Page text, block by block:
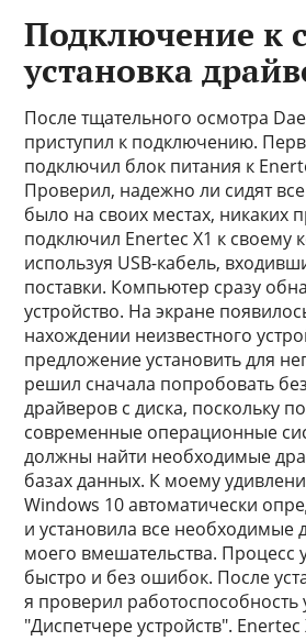
Подключение к
установка
После тщательного осмотра
приступил к подключению.
подключил блок питания к
Проверил, надежно ли сидят
было на своих местах, никаких
подключил Enertec X1 к своему
используя USB-кабель,
поставки. Компьютер сразу
устройство. На экране
нахождении неизвестного
предложение установить для
решил сначала попробовать
драйверов с диска, поскольку
современные операционные
должны найти необходимые
базах данных. К моему
Windows 10 автоматически
и установила все необходимые
моего вмешательства. Процесс
быстро и без ошибок. После
я проверил работоспособность
"Диспетчере устройств".